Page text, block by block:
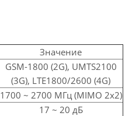
Значение
GSM-1800 (2G), UMTS2100
(3G), LTE1800/2600 (4G)
1700 ~ 2700 МГц (MIMO 2x2)
17 ~ 20 дБ